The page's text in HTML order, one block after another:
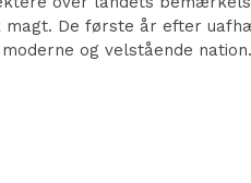
De første år efter
og velstående nation.